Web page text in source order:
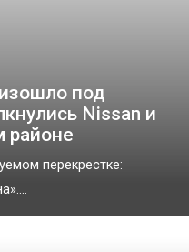
под
Nissan и
районе
перекрестке: